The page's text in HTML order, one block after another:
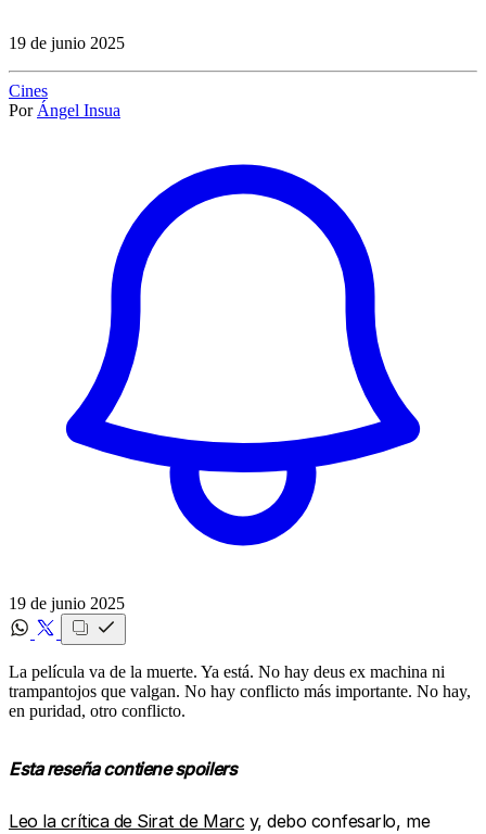
19 de junio 2025
Cines
Por Ángel Insua
19 de junio 2025
La película va de la muerte. Ya está. No hay deus ex machina ni
trampantojos que valgan. No hay conflicto más importante. No hay,
en puridad, otro conflicto.
Esta reseña contiene spoilers
Leo la crítica de Sirat de Marc y, debo confesarlo, me